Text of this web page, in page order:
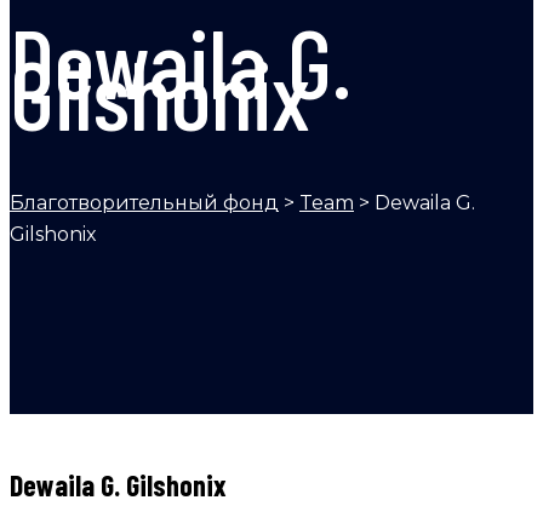
Dewaila G.
Gilshonix
Благотворительный фонд > Team > Dewaila G.
Gilshonix
Dewaila G. Gilshonix